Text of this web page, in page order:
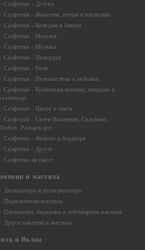
Салфетки - Детски
Салфетки - Животни, птици и насекоми
Салфетки - Коледни и Зимни
Салфетки - Морски
Салфетки - Музика
Салфетки - Пеперуди
Салфетки - Рози
Салфетки - Пътешествия и пейзажи
Салфетки - Кухненски мотиви, плодове и
зеленчуци
Салфетки - Цветя и листа
Салфетки - Свети Валентин, Сватбени,
Рожден ден
Салфетки - Фонове и бордюри
Салфетки - Други
Салфетки на пакет
и мастила
Апликатори и пулверизатори
Перманентни мастила
Пигментни, багрилни и тебеширени мастила
Други тампони и мастила
и Вълна